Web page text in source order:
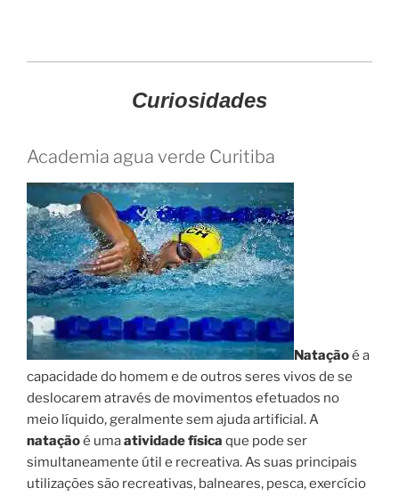
Curiosidades
Academia agua verde Curitiba
Nataçãoé a
capacidade do homem e de outros seres vivos de se
deslocarem através de movimentos efetuados no
meio líquido, geralmente sem ajuda artificial. A
nataçãoé umaatividade física que pode ser
simultaneamente útil e recreativa. As suas principais
utilizações são recreativas, balneares, pesca, exercício